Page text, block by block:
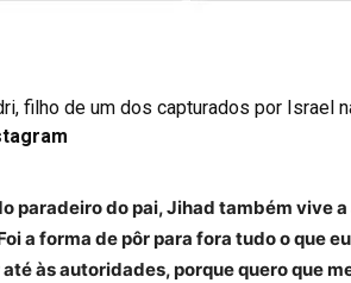
filho de um dos capturados por Israel
paradeiro do pai, Jihad também vive
a forma de pôr para fora tudo o que
às autoridades, porque quero que